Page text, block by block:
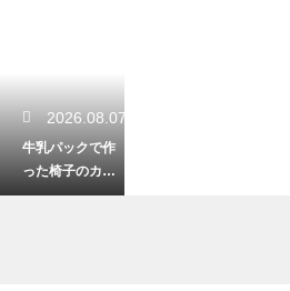
2026.08.07
牛乳パックで作
った椅子のカバ
ーを100均でアレ